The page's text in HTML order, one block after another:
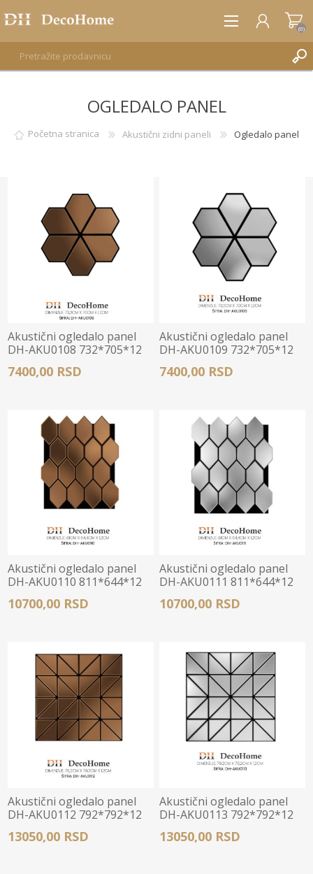
REGISTRUJTE SE
PRIJAVA
(0)
OGLEDALO PANEL
Početna stranica Akustični zidni paneli Ogledalo panel
Akustični ogledalo panel
DH-AKU0108 732*705*12
7400,00 RSD
Akustični ogledalo panel
DH-AKU0109 732*705*12
7400,00 RSD
Akustični ogledalo panel
DH-AKU0110 811*644*12
10700,00 RSD
Akustični ogledalo panel
DH-AKU0111 811*644*12
10700,00 RSD
Akustični ogledalo panel
DH-AKU0112 792*792*12
13050,00 RSD
Akustični ogledalo panel
DH-AKU0113 792*792*12
13050,00 RSD